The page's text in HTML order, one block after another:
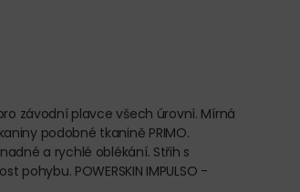
závodní plavce všech úrovní. Mírná
podobné tkanině PRIMO.
a rychlé oblékání. Střih s
POWERSKIN IMPULSO -